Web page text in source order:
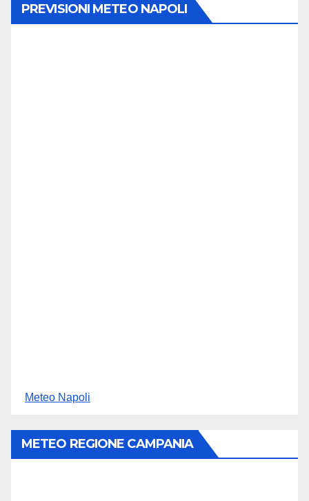
PREVISIONI METEO NAPOLI
Meteo Napoli
METEO REGIONE CAMPANIA